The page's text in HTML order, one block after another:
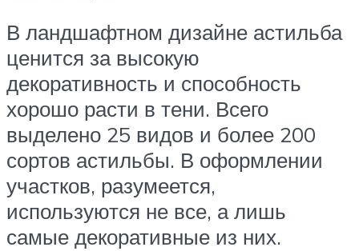
В ландшафтном дизайне астильба
ценится за высокую
декоративность и способность
хорошо расти в тени. Всего
выделено 25 видов и более 200
сортов астильбы. В оформлении
участков, разумеется,
используются не все, а лишь
самые декоративные из них.